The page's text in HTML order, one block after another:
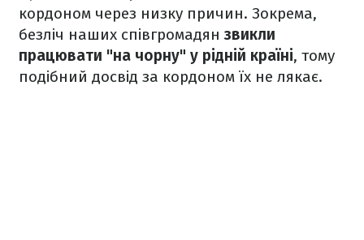
кордоном через низку причин. Зокрема,
безліч наших співгромадянзвикли
працювати "на чорну" у рідній країні, тому
подібний досвід за кордоном їх не лякає.